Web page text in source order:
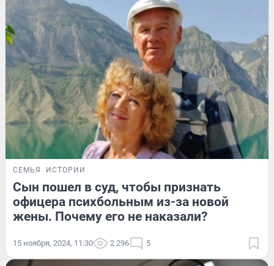
СЕМЬЯ ИСТОРИИ
Сын пошел в суд, чтобы признать
офицера психбольным из-за новой
жены. Почему его не наказали?
15 ноября, 2024, 11:30 2 296 5